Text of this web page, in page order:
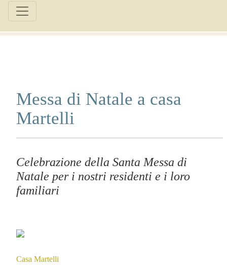
Messa di Natale a casa
Martelli
Celebrazione della Santa Messa di
Natale per i nostri residenti e i loro
familiari
Casa Martelli